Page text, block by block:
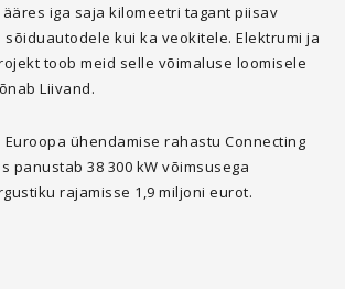
iga saja kilomeetri tagant piisav
kui ka veokitele. Elektrumi ja
toob meid selle võimaluse loomisele
Liivand.
ühendamise rahastu Connecting
panustab 38 300 kW võimsusega
rajamisse 1,9 miljoni eurot.